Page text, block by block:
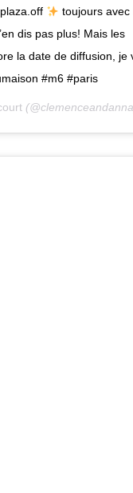
toujours avec
dis pas plus! Mais les
la date de diffusion, je
#m6 #paris